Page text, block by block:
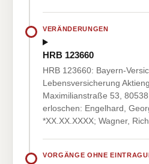
VERÄNDERUNGEN
HRB 123660
HRB 123660: Bayern-
Lebensversicherung
Maximilianstraße 53,
erloschen: Engelhard,
*XX.XX.XXXX; Wagner,
VORGÄNGE OHNE